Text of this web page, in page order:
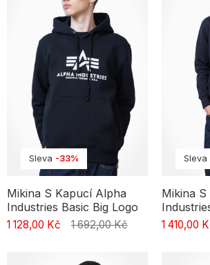
Sleva -33%
Mikina S Kapucí Alpha
Industries Basic Big Logo
1 128,00 Kč 1 692,00 Kč
Sleva
Mikina
1 410,00